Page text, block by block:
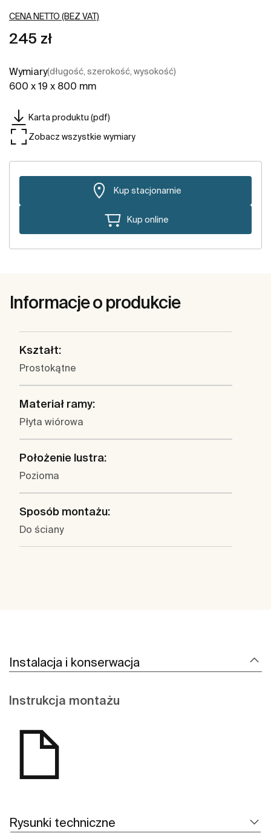
CENA NETTO (BEZ VAT)
245 zł
Wymiary(długość, szerokość, wysokość)
600 x 19 x 800 mm
Karta produktu (pdf)
Zobacz wszystkie wymiary
Kup stacjonarnie
Kup online
Informacje o produkcie
Kształt:
Prostokątne
Materiał ramy:
Płyta wiórowa
Położenie lustra:
Pozioma
Sposób montażu:
Do ściany
Instalacja i konserwacja
Instrukcja montażu
Rysunki techniczne